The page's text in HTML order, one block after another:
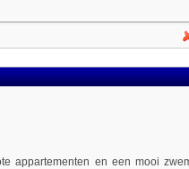
appartementen en een mooi